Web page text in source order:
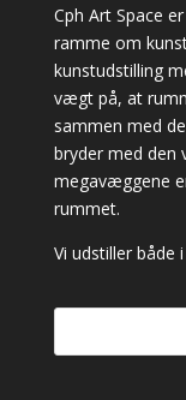
Cph Art Space
ramme om
kunstudstilling
vægt på, at
sammen med
bryder med den
megavæggene
rummet.
Vi udstiller både